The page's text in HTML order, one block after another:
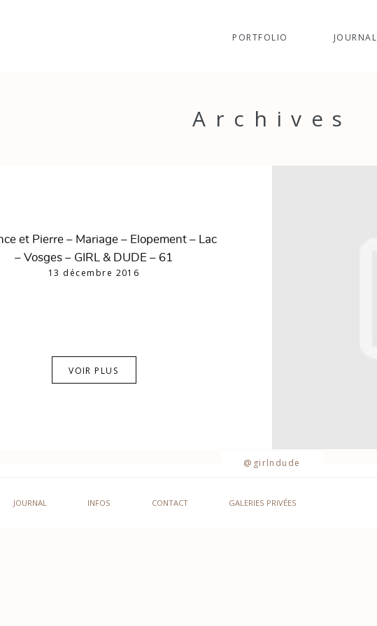
PORTFOLIO JOURNAL
Archives
et Pierre – Mariage – Elopement – Lac
– Vosges – GIRL & DUDE – 61
13 décembre 2016
VOIR PLUS
@girlndude
JOURNAL INFOS CONTACT GALERIES PRIVÉES